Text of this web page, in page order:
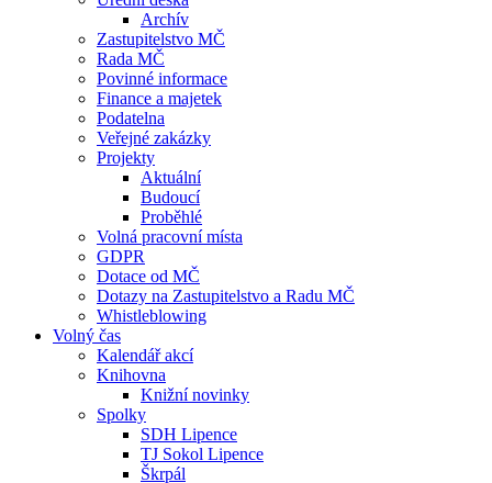
Archív
Zastupitelstvo MČ
Rada MČ
Povinné informace
Finance a majetek
Podatelna
Veřejné zakázky
Projekty
Aktuální
Budoucí
Proběhlé
Volná pracovní místa
GDPR
Dotace od MČ
Dotazy na Zastupitelstvo a Radu MČ
Whistleblowing
Volný čas
Kalendář akcí
Knihovna
Knižní novinky
Spolky
SDH Lipence
TJ Sokol Lipence
Škrpál